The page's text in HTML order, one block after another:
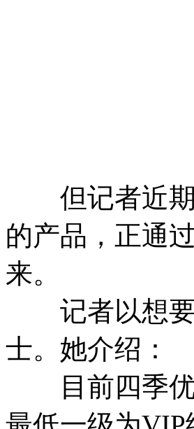
但记者近期
的产品，正通
来。
记者以想要
士。她介绍：
目前四季优